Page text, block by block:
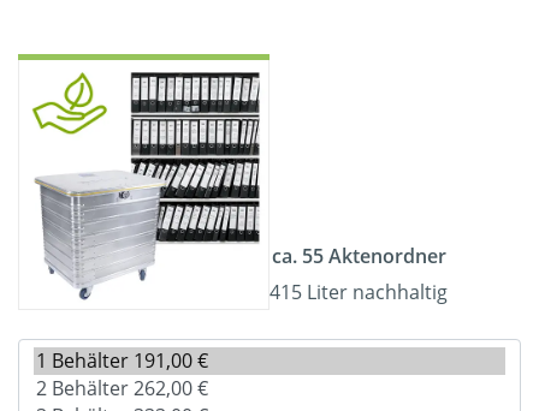
ca. 55 Aktenordner
415 Liter nachhaltig